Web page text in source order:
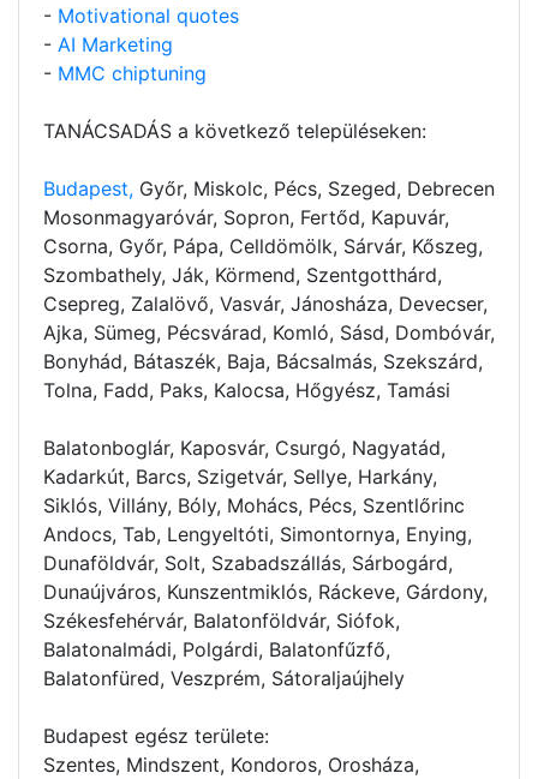
- Motivational quotes
- AI Marketing
- MMC chiptuning
TANÁCSADÁS a következő településeken:
Budapest, Győr, Miskolc, Pécs, Szeged, Debrecen
Mosonmagyaróvár, Sopron, Fertőd, Kapuvár,
Csorna, Győr, Pápa, Celldömölk, Sárvár, Kőszeg,
Szombathely, Ják, Körmend, Szentgotthárd,
Csepreg, Zalalövő, Vasvár, Jánosháza, Devecser,
Ajka, Sümeg, Pécsvárad, Komló, Sásd, Dombóvár,
Bonyhád, Bátaszék, Baja, Bácsalmás, Szekszárd,
Tolna, Fadd, Paks, Kalocsa, Hőgyész, Tamási
Balatonboglár, Kaposvár, Csurgó, Nagyatád,
Kadarkút, Barcs, Szigetvár, Sellye, Harkány,
Siklós, Villány, Bóly, Mohács, Pécs, Szentlőrinc
Andocs, Tab, Lengyeltóti, Simontornya, Enying,
Dunaföldvár, Solt, Szabadszállás, Sárbogárd,
Dunaújváros, Kunszentmiklós, Ráckeve, Gárdony,
Székesfehérvár, Balatonföldvár, Siófok,
Balatonalmádi, Polgárdi, Balatonfűzfő,
Balatonfüred, Veszprém, Sátoraljaújhely
Budapest egész területe:
Szentes, Mindszent, Kondoros, Orosháza,